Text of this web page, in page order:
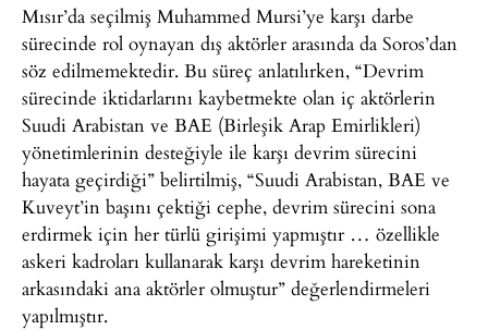
Mısır’da seçilmiş Muhammed Mursi’ye karşı darbe
sürecinde rol oynayan dış aktörler arasında da Soros’dan
söz edilmemektedir. Bu süreç anlatılırken, “Devrim
sürecinde iktidarlarını kaybetmekte olan iç aktörlerin
Suudi Arabistan ve BAE (Birleşik Arap Emirlikleri)
yönetimlerinin desteğiyle ile karşı devrim sürecini
hayata geçirdiği” belirtilmiş, “Suudi Arabistan, BAE ve
Kuveyt’in başını çektiği cephe, devrim sürecini sona
erdirmek için her türlü girişimi yapmıştır … özellikle
askeri kadroları kullanarak karşı devrim hareketinin
arkasındaki ana aktörler olmuştur” değerlendirmeleri
yapılmıştır.